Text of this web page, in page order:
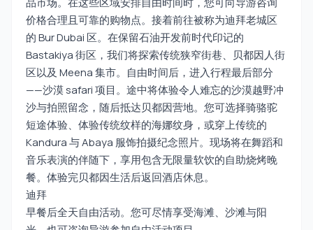
价格合理且可靠的购物点。接着前往被称为迪拜老城区
的 Bur Dubai 区。在保留石油开发前时代印记的
Bastakiya 街区，我们将探索传统狭窄街巷、贝都因人街
区以及 Meena 集市。自由时间后，进入行程最后部分
——沙漠 safari 项目。途中将体验令人难忘的沙漠越野冲
沙与拍照留念，随后抵达贝都因营地。您可选择骑骆驼
短途体验、体验传统纹样的海娜纹身，或穿上传统的
Kandura 与 Abaya 服饰拍摄纪念照片。现场将在舞蹈和
音乐表演的伴随下，享用包含无限量软饮的自助烧烤晚
餐。体验完贝都因生活后返回酒店休息。
迪拜
早餐后全天自由活动。您可尽情享受海滩、沙滩与阳